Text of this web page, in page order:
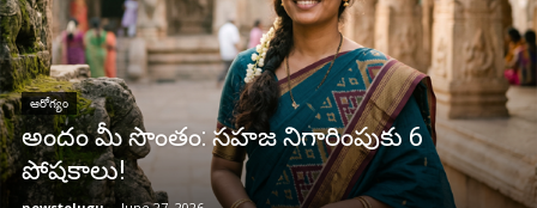
ఆరోగ్యం
అందం మీ సొంతం: స‌హ‌జ నిగారింపుకు 6
పోష‌కాలు!